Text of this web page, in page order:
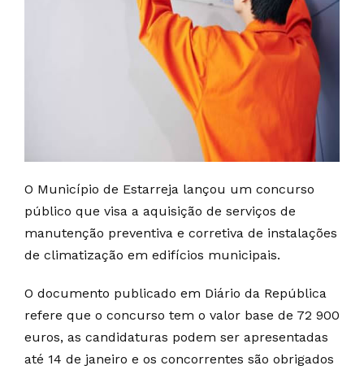
O Município de Estarreja lançou um concurso
público que visa a aquisição de serviços de
manutenção preventiva e corretiva de instalações
de climatização em edifícios municipais.
O documento publicado em Diário da República
refere que o concurso tem o valor base de 72 900
euros, as candidaturas podem ser apresentadas
até 14 de janeiro e os concorrentes são obrigados